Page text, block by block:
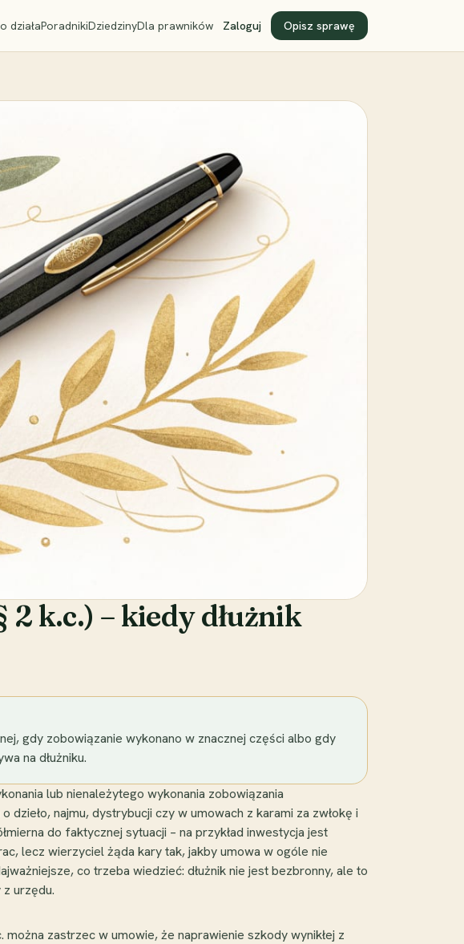
działaPoradnikiDziedzinyDla prawników Zaloguj Opisz sprawę
k.c.) – kiedy dłużnik
gdy zobowiązanie wykonano w znacznej części albo gdy
na dłużniku.
lub nienależytego wykonania zobowiązania
najmu, dystrybucji czy w umowach z karami za zwłokę i
do faktycznej sytuacji – na przykład inwestycja jest
lecz wierzyciel żąda kary tak, jakby umowa w ogóle nie
co trzeba wiedzieć: dłużnik nie jest bezbronny, ale to
urzędu.
zastrzec w umowie, że naprawienie szkody wynikłej z